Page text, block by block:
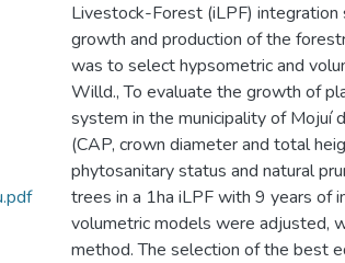
Livestock-Forest (iLPF)
growth and production of the
was to select hypsometric and
Willd., To evaluate the growth of
system in the municipality of Mojuí
(CAP, crown diameter and total
phytosanitary status and natural
trees in a 1ha iLPF with 9 years of
volumetric models were adjusted,
method. The selection of the best